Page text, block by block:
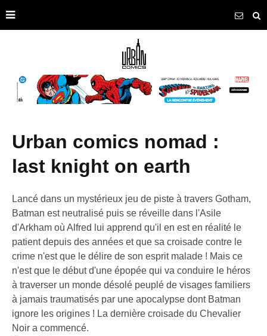
urban comics nomad :
last knight on earth
Lancé dans un mystérieux jeu de piste à travers Gotham,
Batman est neutralisé puis se réveille dans l'Asile
d'Arkham où Alfred lui apprend qu'il en est en réalité le
patient depuis des années et que sa croisade contre le
crime n'est que le délire de son esprit malade ! Mais ce
n'est que le début d'une épopée qui va conduire le héros
à traverser un monde désolé peuplé de visages familiers
à jamais traumatisés par une apocalypse dont Batman
ignore les origines ! La dernière croisade du Chevalier
Noir a commencé.